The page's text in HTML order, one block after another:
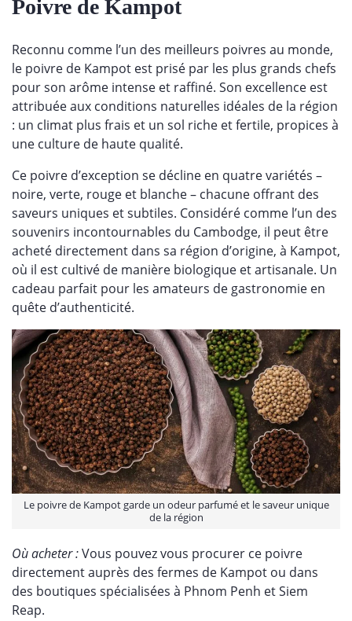
Poivre de Kampot
Reconnu comme l’un des meilleurs poivres au monde,
le poivre de Kampot est prisé par les plus grands chefs
pour son arôme intense et raffiné. Son excellence est
attribuée aux conditions naturelles idéales de la région
: un climat plus frais et un sol riche et fertile, propices à
une culture de haute qualité.
Ce poivre d’exception se décline en quatre variétés –
noire, verte, rouge et blanche – chacune offrant des
saveurs uniques et subtiles. Considéré comme l’un des
souvenirs incontournables du Cambodge, il peut être
acheté directement dans sa région d’origine, à Kampot,
où il est cultivé de manière biologique et artisanale. Un
cadeau parfait pour les amateurs de gastronomie en
quête d’authenticité.
Le poivre de Kampot garde un odeur parfumé et le saveur unique
de la région
Où acheter :Vous pouvez vous procurer ce poivre
directement auprès des fermes de Kampot ou dans
des boutiques spécialisées à Phnom Penh et Siem
Reap.